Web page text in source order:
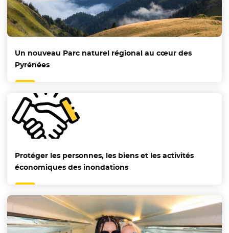
Un nouveau Parc naturel régional au cœur des
Pyrénées
Protéger les personnes, les biens et les activités
économiques des inondations